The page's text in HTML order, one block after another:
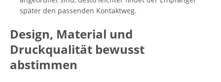
später den passenden Kontaktweg.
Design, Material und
Druckqualität bewusst
abstimmen